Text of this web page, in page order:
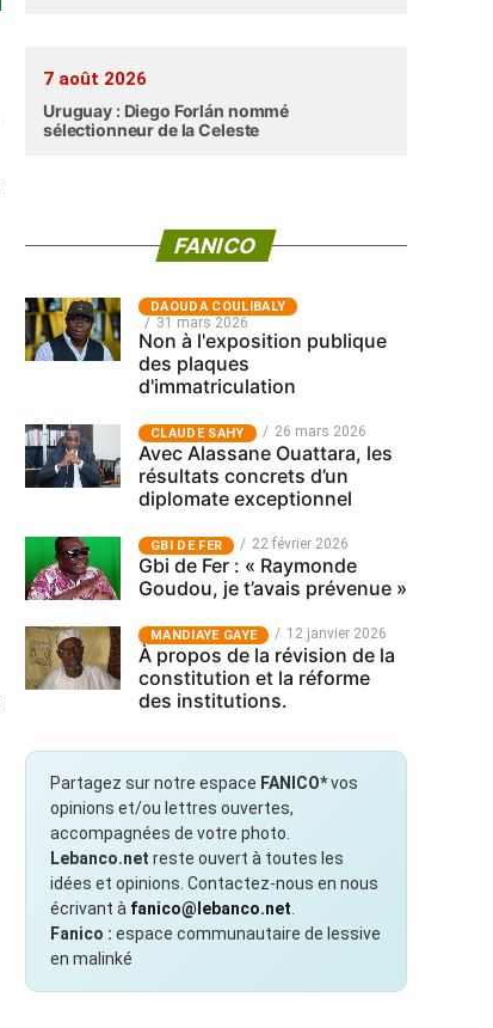
7 août 2026
Uruguay : Diego Forlán nommé
sélectionneur de la Celeste
FANICO
‎DAOUDA COULIBALY
31 mars 2026
Non à l'exposition publique
des plaques
d'immatriculation
CLAUDE SAHY 26 mars 2026
Avec Alassane Ouattara, les
résultats concrets d’un
diplomate exceptionnel
GBI DE FER 22 février 2026
Gbi de Fer : « Raymonde
Goudou, je t’avais prévenue »
MANDIAYE GAYE 12 janvier 2026
À propos de la révision de la
constitution et la réforme
des institutions.
Partagez sur notre espace FANICO*vos
opinions et/ou lettres ouvertes,
accompagnées de votre photo.
Lebanco.net reste ouvert à toutes les
idées et opinions. Contactez-nous en nous
écrivant à fanico@lebanco.net
Fanico : espace communautaire de lessive
en malinké